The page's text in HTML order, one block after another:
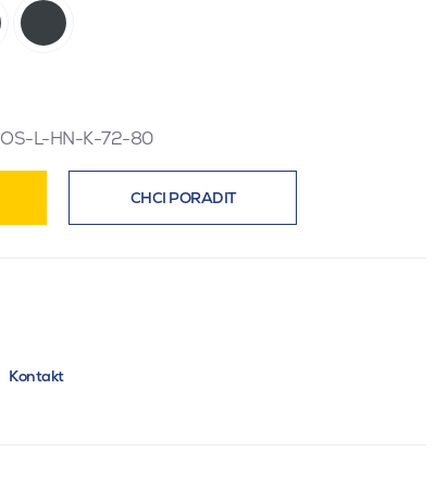
OS-L-HN-K-72-80
CHCI PORADIT
Kontakt